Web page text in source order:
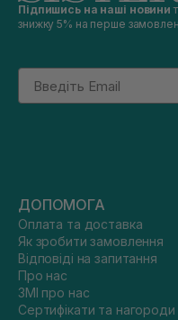
Підпишись на наші новини
знижку 5% на перше
Email
ДОПОМОГА
Оплата та доставка
Як зробити замовлення
Відповіді на запитання
Про нас
ЗМІ про нас
Сертифікати та нагороди